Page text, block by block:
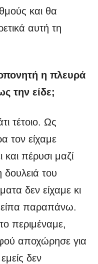
και θα
αυτή τη
η πλευρά
την είδε;
τέτοιο. Ως
τον είχαμε
και πέρυσι μαζί
του
δεν είχαμε κι
παραπάνω.
περιμέναμε,
αποχώρησε για
δεν